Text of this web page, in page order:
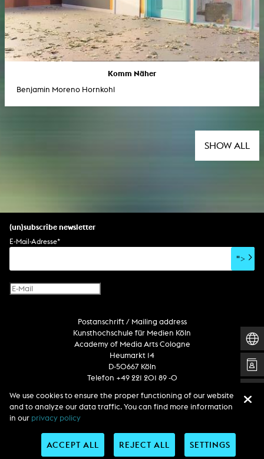
Komm Näher
Benjamin Moreno Hornkohl
SHOW ALL
(un)subscribe newsletter
E-Mail-Adresse*
">
Postanschrift / Mailing address
Kunsthochschule für Medien Köln
Academy of Media Arts Cologne
Heumarkt 14
D-50667 Köln
Telefon +49 221 201 89 -0
We use cookies to ensure the proper functioning of our website
and to analyze our data traffic. You can find more information
in our privacy policy
SETTINGS
REJECT ALL
ACCEPT ALL